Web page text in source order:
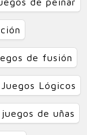
de fusión
Juegos Lógicos
juegos de uñas